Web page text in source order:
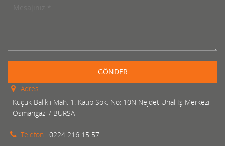
GÖNDER
Adres :
Küçük Balıklı Mah. 1. Katip Sok. No: 10N Nejdet Ünal İş Merkezi
Osmangazi / BURSA
Telefon : 0224 216 15 57